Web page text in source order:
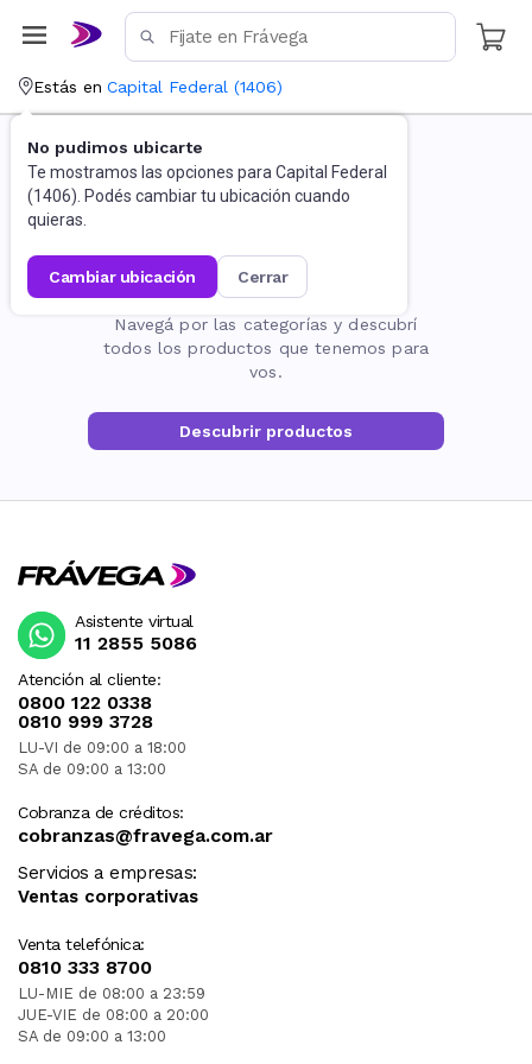
Estás en Capital Federal (1406)
No pudimos ubicarte
Te mostramos las opciones para Capital Federal
(1406). Podés cambiar tu ubicación cuando
quieras.
cambiar ubicación cerrar
La página no existe
Navegá por las categorías y descubrí
todos los productos que tenemos para
vos.
Descubrir productos
Atención al cliente:
0800 122 0338
0810 999 3728
LU-VI de 09:00 a 18:00
SA de 09:00 a 13:00
Cobranza de créditos:
cobranzas@fravega.com.ar
Servicios a empresas:
Ventas corporativas
Venta telefónica:
0810 333 8700
LU-MIE de 08:00 a 23:59
JUE-VIE de 08:00 a 20:00
SA de 09:00 a 13:00
Asistente virtual
11 2855 5086